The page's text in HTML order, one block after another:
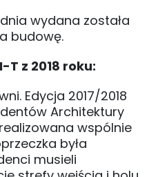
wydana została
budowę.
z 2018 roku:
Edycja 2017/2018
Architektury
wspólnie
była
musieli